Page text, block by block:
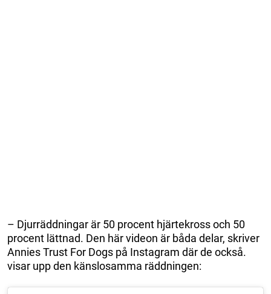
– Djurräddningar är 50 procent hjärtekross och 50
procent lättnad. Den här videon är båda delar, skriver
Annies Trust For Dogs på Instagram där de också.
visar upp den känslosamma räddningen: